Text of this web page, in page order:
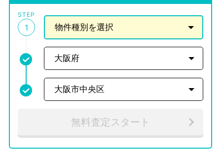
STEP
1
無料査定スタート